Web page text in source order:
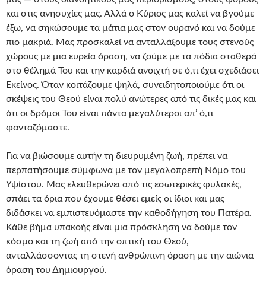
και στις ανησυχίες μας. Αλλά ο Κύριος μας καλεί να βγούμε
έξω, να σηκώσουμε τα μάτια μας στον ουρανό και να δούμε
πιο μακριά. Μας προσκαλεί να ανταλλάξουμε τους στενούς
χώρους με μια ευρεία όραση, να ζούμε με τα πόδια σταθερά
στο θέλημά Του και την καρδιά ανοιχτή σε ό,τι έχει σχεδιάσει
Εκείνος. Όταν κοιτάζουμε ψηλά, συνειδητοποιούμε ότι οι
σκέψεις του Θεού είναι πολύ ανώτερες από τις δικές μας και
ότι οι δρόμοι Του είναι πάντα μεγαλύτεροι απ’ ό,τι
φανταζόμαστε.
Για να βιώσουμε αυτήν τη διευρυμένη ζωή, πρέπει να
περπατήσουμε σύμφωνα με τον μεγαλοπρεπή Νόμο του
Υψίστου. Μας ελευθερώνει από τις εσωτερικές φυλακές,
σπάει τα όρια που έχουμε θέσει εμείς οι ίδιοι και μας
διδάσκει να εμπιστευόμαστε την καθοδήγηση του Πατέρα.
Κάθε βήμα υπακοής είναι μια πρόσκληση να δούμε τον
κόσμο και τη ζωή από την οπτική του Θεού,
ανταλλάσσοντας τη στενή ανθρώπινη όραση με την αιώνια
όραση του Δημιουργού.